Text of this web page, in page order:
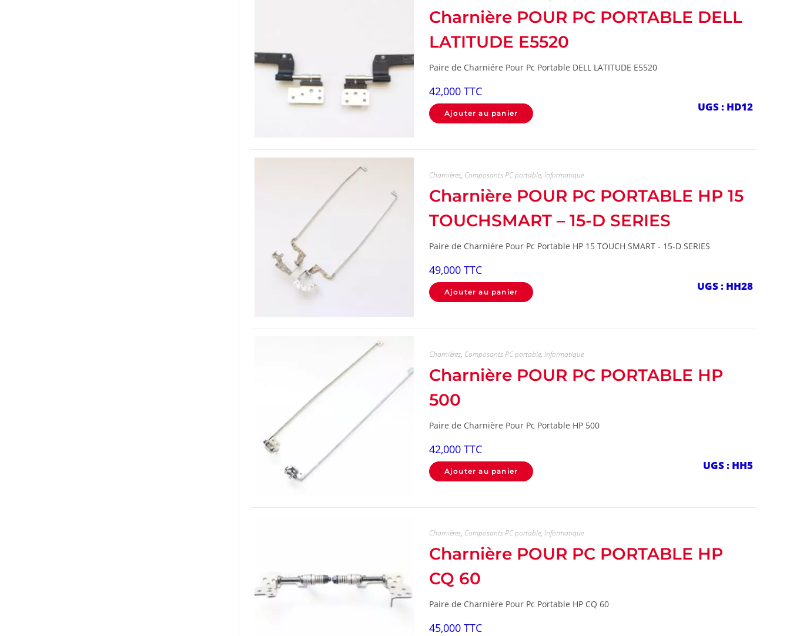
UGS : HD12
Charnière POUR PC PORTABLE DELL
LATITUDE E5520
Paire de Charniére Pour Pc Portable DELL LATITUDE E5520
42,000 TTC
Ajouter au panier
UGS : HH28
Charnières, Composants PC portable, Informatique
Charnière POUR PC PORTABLE HP 15
TOUCHSMART – 15-D SERIES
Paire de Charniére Pour Pc Portable HP 15 TOUCH SMART - 15-D SERIES
49,000 TTC
Ajouter au panier
UGS : HH5
Charnières, Composants PC portable, Informatique
Charnière POUR PC PORTABLE HP
500
Paire de Charnière Pour Pc Portable HP 500
42,000 TTC
Ajouter au panier
Charnières, Composants PC portable, Informatique
Charnière POUR PC PORTABLE HP
CQ 60
Paire de Charnière Pour Pc Portable HP CQ 60
45,000 TTC